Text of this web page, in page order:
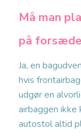
Må man
på
Ja, en
hvis
udgør en
airbaggen ikke
autostol altid